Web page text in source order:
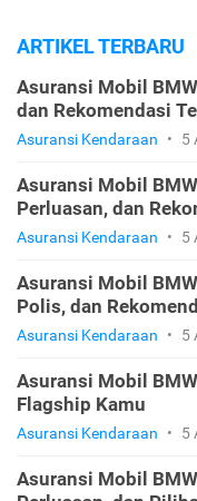
ARTIKEL TERBARU
Asuransi Mobil
dan Rekomendasi
Asuransi Kendaraan • 5
Asuransi Mobil
Perluasan, dan
Asuransi Kendaraan • 5
Asuransi Mobil
Polis, dan
Asuransi Kendaraan • 5
Asuransi Mobil
Flagship Kamu
Asuransi Kendaraan • 5
Asuransi Mobil